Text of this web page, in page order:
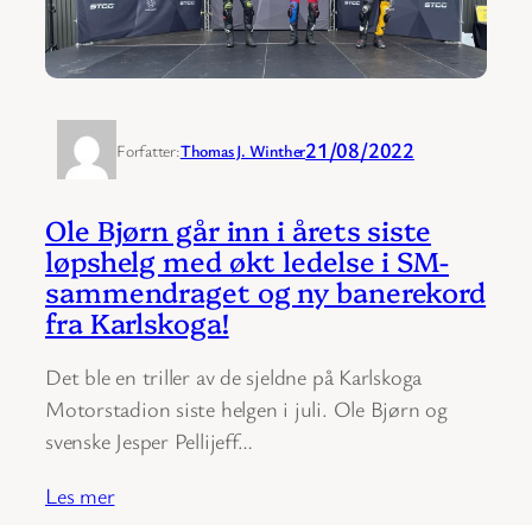
Forfatter:Thomas J. Winther21/08/2022
Ole Bjørn går inn i årets siste
løpshelg med økt ledelse i SM-
sammendraget og ny banerekord
fra Karlskoga!
Det ble en triller av de sjeldne på Karlskoga
Motorstadion siste helgen i juli. Ole Bjørn og
svenske Jesper Pellijeff…
Les mer